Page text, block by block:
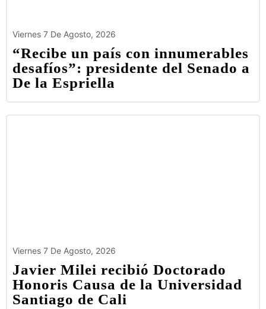
Viernes 7 De Agosto, 2026
“Recibe un país con innumerables
desafíos”: presidente del Senado a
De la Espriella
Viernes 7 De Agosto, 2026
Javier Milei recibió Doctorado
Honoris Causa de la Universidad
Santiago de Cali